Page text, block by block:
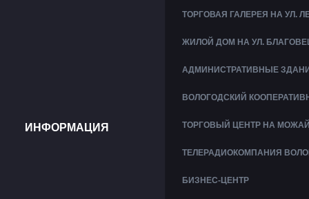
ИНФОРМАЦИЯ
ТОРГОВАЯ ГАЛЕРЕЯ НА УЛ.
ЖИЛОЙ ДОМ НА УЛ.
АДМИНИСТРАТИВНЫЕ
ВОЛОГОДСКИЙ
ТОРГОВЫЙ ЦЕНТР НА
ТЕЛЕРАДИОКОМПАНИЯ
БИЗНЕС-ЦЕНТР